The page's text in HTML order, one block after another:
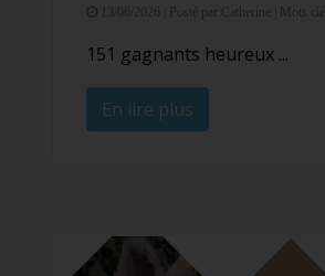
Posté par Catherine |
151 gagnants heureux ...
En lire plus